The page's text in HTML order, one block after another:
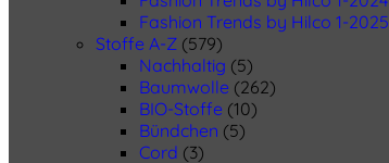
Fashion Trends by Hilco 1-2025
Stoffe A-Z (579)
Nachhaltig (5)
Baumwolle (262)
BIO-Stoffe (10)
Bündchen (5)
Cord (3)